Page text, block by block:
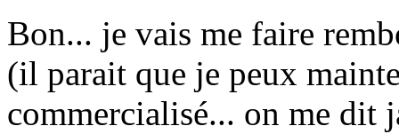
Bon... je vais me faire
(il parait que je peux
commercialisé... on me dit